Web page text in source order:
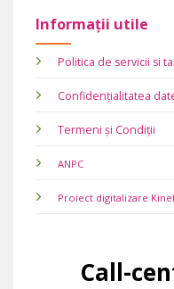
Informații utile
Politica de servicii si
Confidențialitatea
Termeni și Condiții
ANPC
Proiect digitalizare
Call-